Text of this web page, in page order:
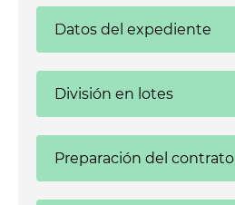
Datos del expediente
División en lotes
Preparación del contrato